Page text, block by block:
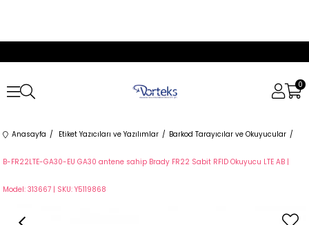
0
Anasayfa Etiket Yazıcıları ve Yazılımlar Barkod Tarayıcılar ve Okuyucular
B-FR22LTE-GA30-EU GA30 antene sahip Brady FR22 Sabit RFID Okuyucu LTE AB |
Model: 313667 | SKU: Y5119868